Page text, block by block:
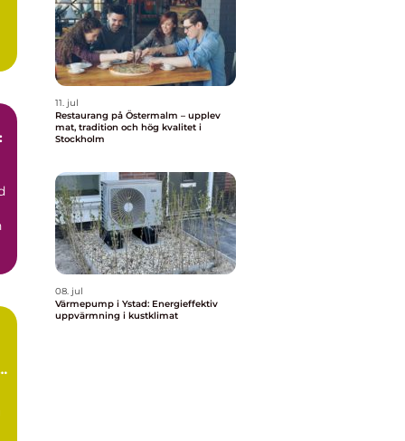
11. jul
Restaurang på Östermalm – upplev
mat, tradition och hög kvalitet i
Stockholm
08. jul
Värmepump i Ystad: Energieffektiv
uppvärmning i kustklimat